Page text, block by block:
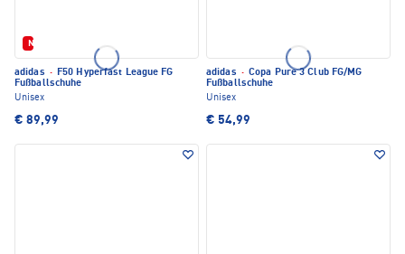
Neu
adidas · F50 Hyperfast League FG
Fußballschuhe
Unisex
€ 89,99
adidas · Copa Pure 3 Club FG/MG
Fußballschuhe
Unisex
€ 54,99